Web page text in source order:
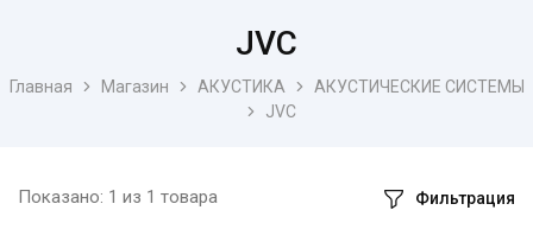
Главная Магазин АКУСТИКА
АКУСТИЧЕСКИЕ СИСТЕМЫ
JVC
JVC
Показано: 1 из 1 товара Фильтрация